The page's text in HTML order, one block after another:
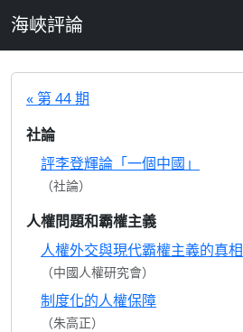
海峽評論
« 第 44 期
社論
評李登輝論「一個中國」
（社論）
人權問題和霸權主義
人權外交與現代霸權主義的真相
（中國人權研究會）
制度化的人權保障
（朱高正）